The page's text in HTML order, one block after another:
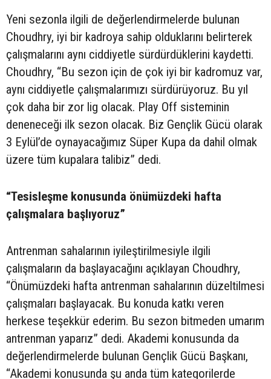
Yeni sezonla ilgili de değerlendirmelerde bulunan
Choudhry, iyi bir kadroya sahip olduklarını belirterek
çalışmalarını aynı ciddiyetle sürdürdüklerini kaydetti.
Choudhry, “Bu sezon için de çok iyi bir kadromuz var,
aynı ciddiyetle çalışmalarımızı sürdürüyoruz. Bu yıl
çok daha bir zor lig olacak. Play Off sisteminin
deneneceği ilk sezon olacak. Biz Gençlik Gücü olarak
3 Eylül’de oynayacağımız Süper Kupa da dahil olmak
üzere tüm kupalara talibiz” dedi.
“Tesisleşme konusunda önümüzdeki hafta
çalışmalara başlıyoruz”
Antrenman sahalarının iyileştirilmesiyle ilgili
çalışmaların da başlayacağını açıklayan Choudhry,
“Önümüzdeki hafta antrenman sahalarının düzeltilmesi
çalışmaları başlayacak. Bu konuda katkı veren
herkese teşekkür ederim. Bu sezon bitmeden umarım
antrenman yaparız” dedi. Akademi konusunda da
değerlendirmelerde bulunan Gençlik Gücü Başkanı,
“Akademi konusunda şu anda tüm kategorilerde